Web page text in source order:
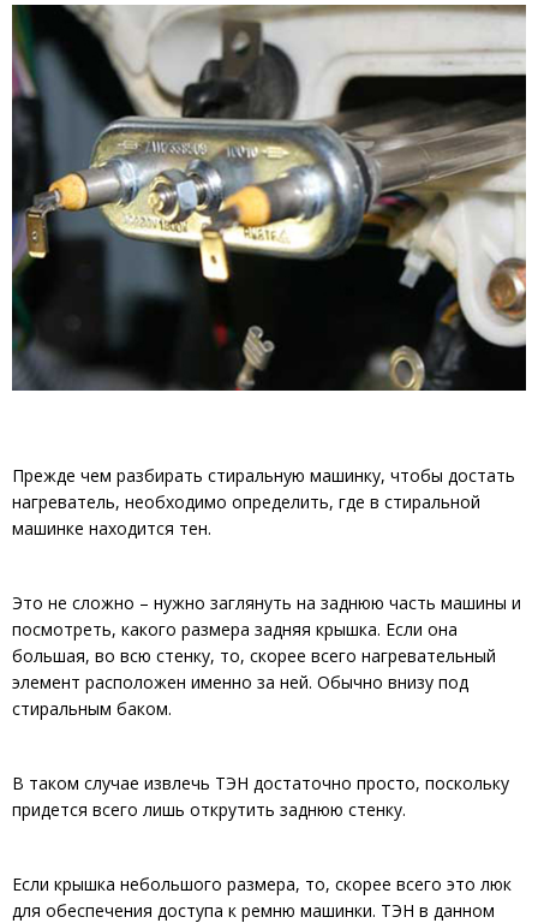
Прежде чем разбирать стиральную машинку, чтобы достать
нагреватель, необходимо определить, где в стиральной
машинке находится тен.
Это не сложно – нужно заглянуть на заднюю часть машины и
посмотреть, какого размера задняя крышка. Если она
большая, во всю стенку, то, скорее всего нагревательный
элемент расположен именно за ней. Обычно внизу под
стиральным баком.
В таком случае извлечь ТЭН достаточно просто, поскольку
придется всего лишь открутить заднюю стенку.
Если крышка небольшого размера, то, скорее всего это люк
для обеспечения доступа к ремню машинки. ТЭН в данном